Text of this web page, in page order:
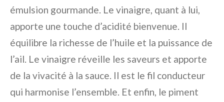
émulsion gourmande. Le vinaigre, quant à lui,
apporte une touche d’acidité bienvenue. Il
équilibre la richesse de l’huile et la puissance de
l’ail. Le vinaigre réveille les saveurs et apporte
de la vivacité à la sauce. Il est le fil conducteur
qui harmonise l’ensemble. Et enfin, le piment